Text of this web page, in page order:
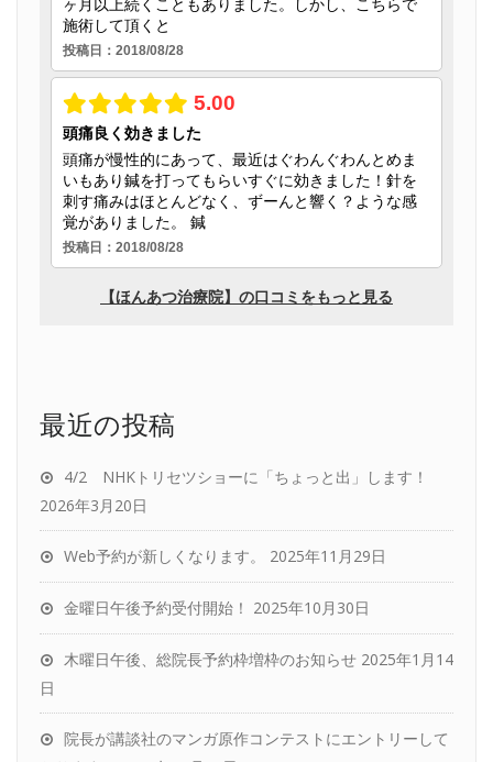
最近の投稿
4/2 NHKトリセツショーに「ちょっと出」します！
2026年3月20日
Web予約が新しくなります。 2025年11月29日
金曜日午後予約受付開始！ 2025年10月30日
木曜日午後、総院長予約枠増枠のお知らせ 2025年1月14
日
院長が講談社のマンガ原作コンテストにエントリーして